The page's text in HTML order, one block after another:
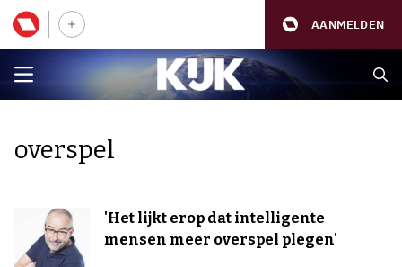
AANMELDEN
overspel
'Het lijkt erop dat intelligente
mensen meer overspel plegen'